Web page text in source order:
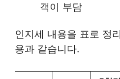
객이 부담
인지세 내용을 표로 정
용과 같습니다.